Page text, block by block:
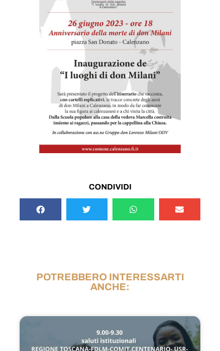
CONDIVIDI
POTREBBERO INTERESSARTI
ANCHE: